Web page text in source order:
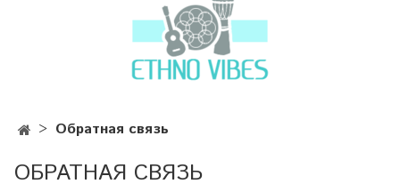
Обратная связь
ОБРАТНАЯ СВЯЗЬ